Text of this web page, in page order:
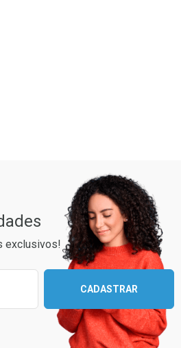
exclusivos!
receber as
CADASTRAR